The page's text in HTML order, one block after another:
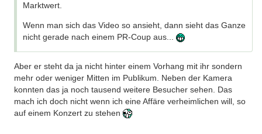
Marktwert.
Wenn man sich das Video so ansieht, dann sieht das Ganze
nicht gerade nach einem PR-Coup aus...
Aber er steht da ja nicht hinter einem Vorhang mit ihr sondern
mehr oder weniger Mitten im Publikum. Neben der Kamera
konnten das ja noch tausend weitere Besucher sehen. Das
mach ich doch nicht wenn ich eine Affäre verheimlichen will, so
auf einem Konzert zu stehen